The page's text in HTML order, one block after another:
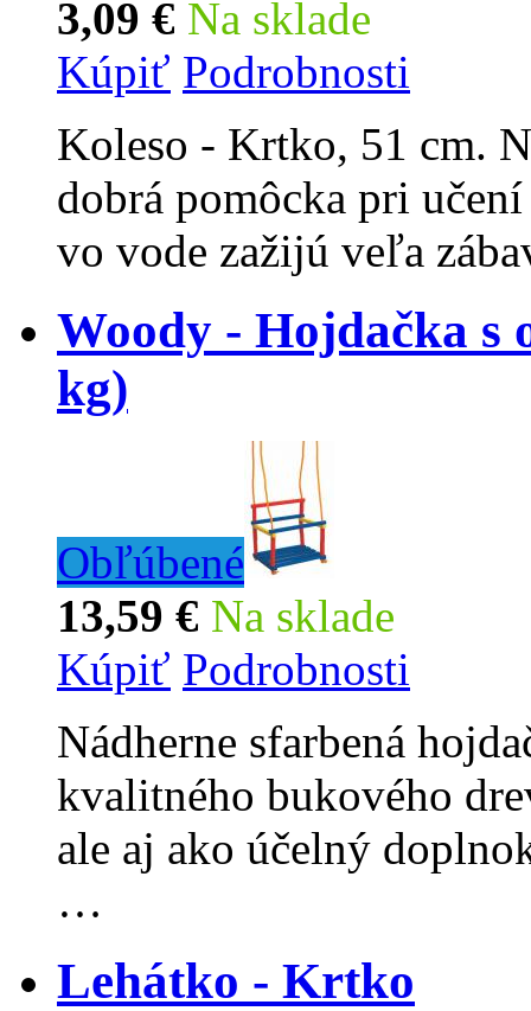
3,09 € Na sklade
Kúpiť Podrobnosti
Koleso - Krtko, 51 cm.
dobrá pomôcka pri
vo vode zažijú veľa
Woody - Hojdačka s
kg)
Obľúbené
13,59 € Na sklade
Kúpiť Podrobnosti
Nádherne sfarbená
kvalitného bukového
ale aj ako účelný
…
Lehátko - Krtko